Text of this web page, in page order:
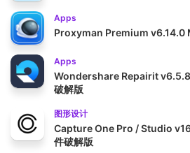
Apps
Proxyman Premium v6.14.0
Apps
Wondershare Repairit
破解版
图形设计
Capture One Pro / Studio
件破解版